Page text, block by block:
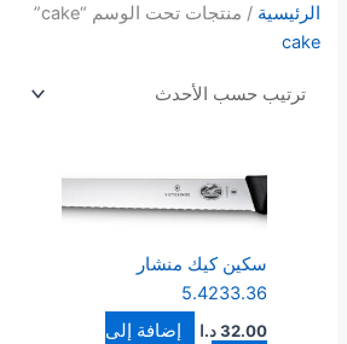
الرئيسية / منتجات تحت الوسم “cake”
cake
سكين كيك منشار
5.4233.36
32.00 د.ا
إضافة إلى